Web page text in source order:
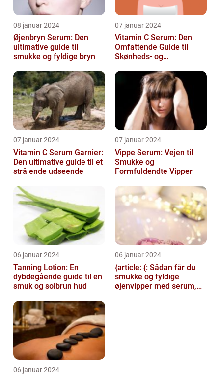
08 januar 2024
Øjenbryn Serum: Den
ultimative guide til
smukke og fyldige bryn
07 januar 2024
Vitamin C Serum: Den
Omfattende Guide til
Skønheds- og
07 januar 2024
Vitamin C Serum Garnier:
Den ultimative guide til et
strålende udseende
07 januar 2024
Vippe Serum: Vejen til
Smukke og
Formfuldendte Vipper
06 januar 2024
Tanning Lotion: En
dybdegående guide til en
smuk og solbrun hud
06 januar 2024
{article: {: Sådan får du
smukke og fyldige
øjenvipper med serum,
06 januar 2024